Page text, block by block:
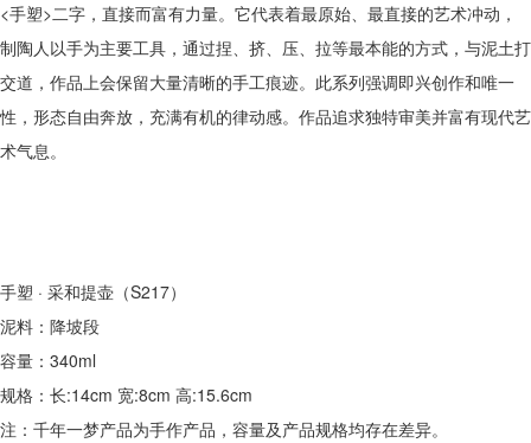
<手塑>二字，直接而富有力量。它代表着最原始、最直接的艺术冲动，
制陶人以手为主要工具，通过捏、挤、压、拉等最本能的方式，与泥土打
交道，作品上会保留大量清晰的手工痕迹。此系列强调即兴创作和唯一
性，形态自由奔放，充满有机的律动感。作品追求独特审美并富有现代艺
术气息。
手塑 · 采和提壶（S217）
泥料：降坡段
容量：340ml
规格：长:14cm 宽:8cm 高:15.6cm
注：千年一梦产品为手作产品，容量及产品规格均存在差异。